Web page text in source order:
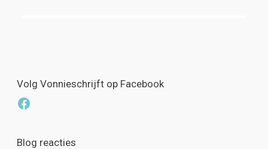
Volg Vonnieschrijft op Facebook
Facebook
Blog reacties